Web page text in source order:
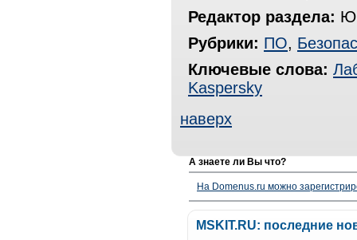
Редактор раздела:
Рубрики: ПО,
Ключевые слова:
Kaspersky
наверх
А знаете ли Вы что?
На Domenus.ru можно
MSKIT.RU: последние